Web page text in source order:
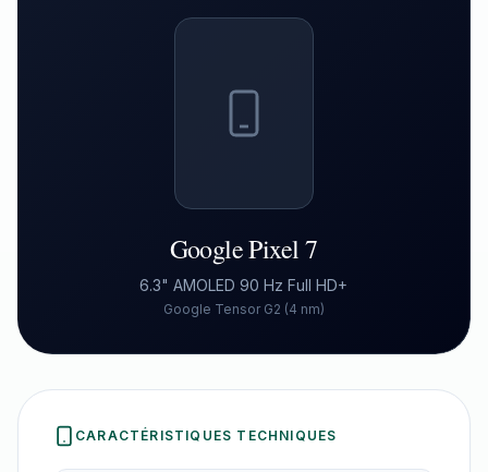
Google Pixel 7
6.3" AMOLED 90 Hz Full HD+
Google Tensor G2 (4 nm)
CARACTÉRISTIQUES TECHNIQUES